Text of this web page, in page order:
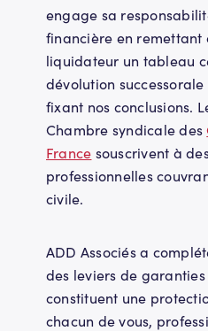
engage sa
financière en remettant
liquidateur un tableau
dévolution
fixant nos conclusions.
Chambre syndicale des
France souscrivent à
professionnelles
civile.
ADD Associés a
des leviers de
constituent une
chacun de vous,